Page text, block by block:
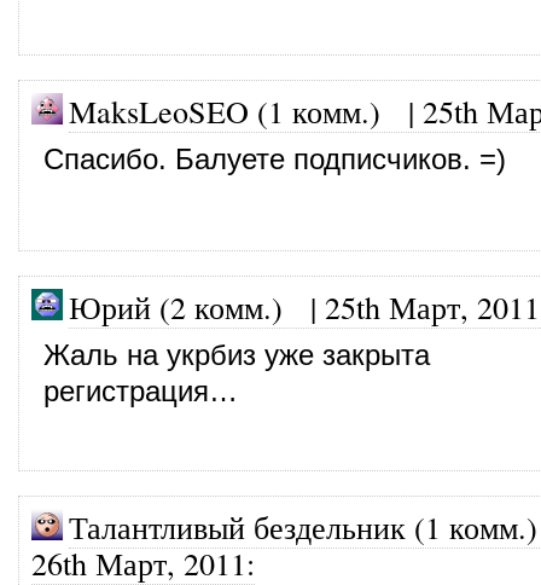
MaksLeoSEO (1 комм.) | 25th
Спасибо. Балуете подписчиков. =)
Юрий (2 комм.) | 25th Март, 2011
Жаль на укрбиз уже закрыта
регистрация…
Талантливый бездельник (1 комм.)
26th Март, 2011: